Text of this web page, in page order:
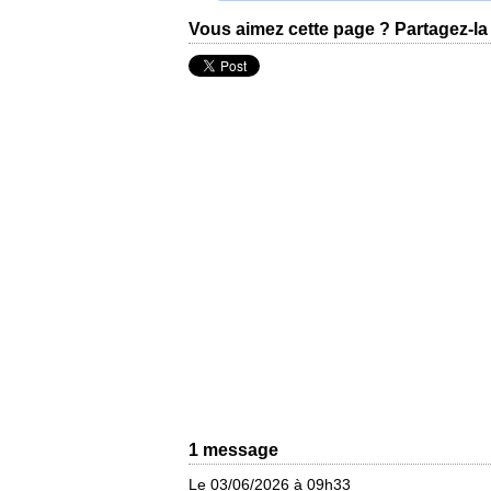
Vous aimez cette page ? Partagez-la
1 message
Le 03/06/2026 à 09h33